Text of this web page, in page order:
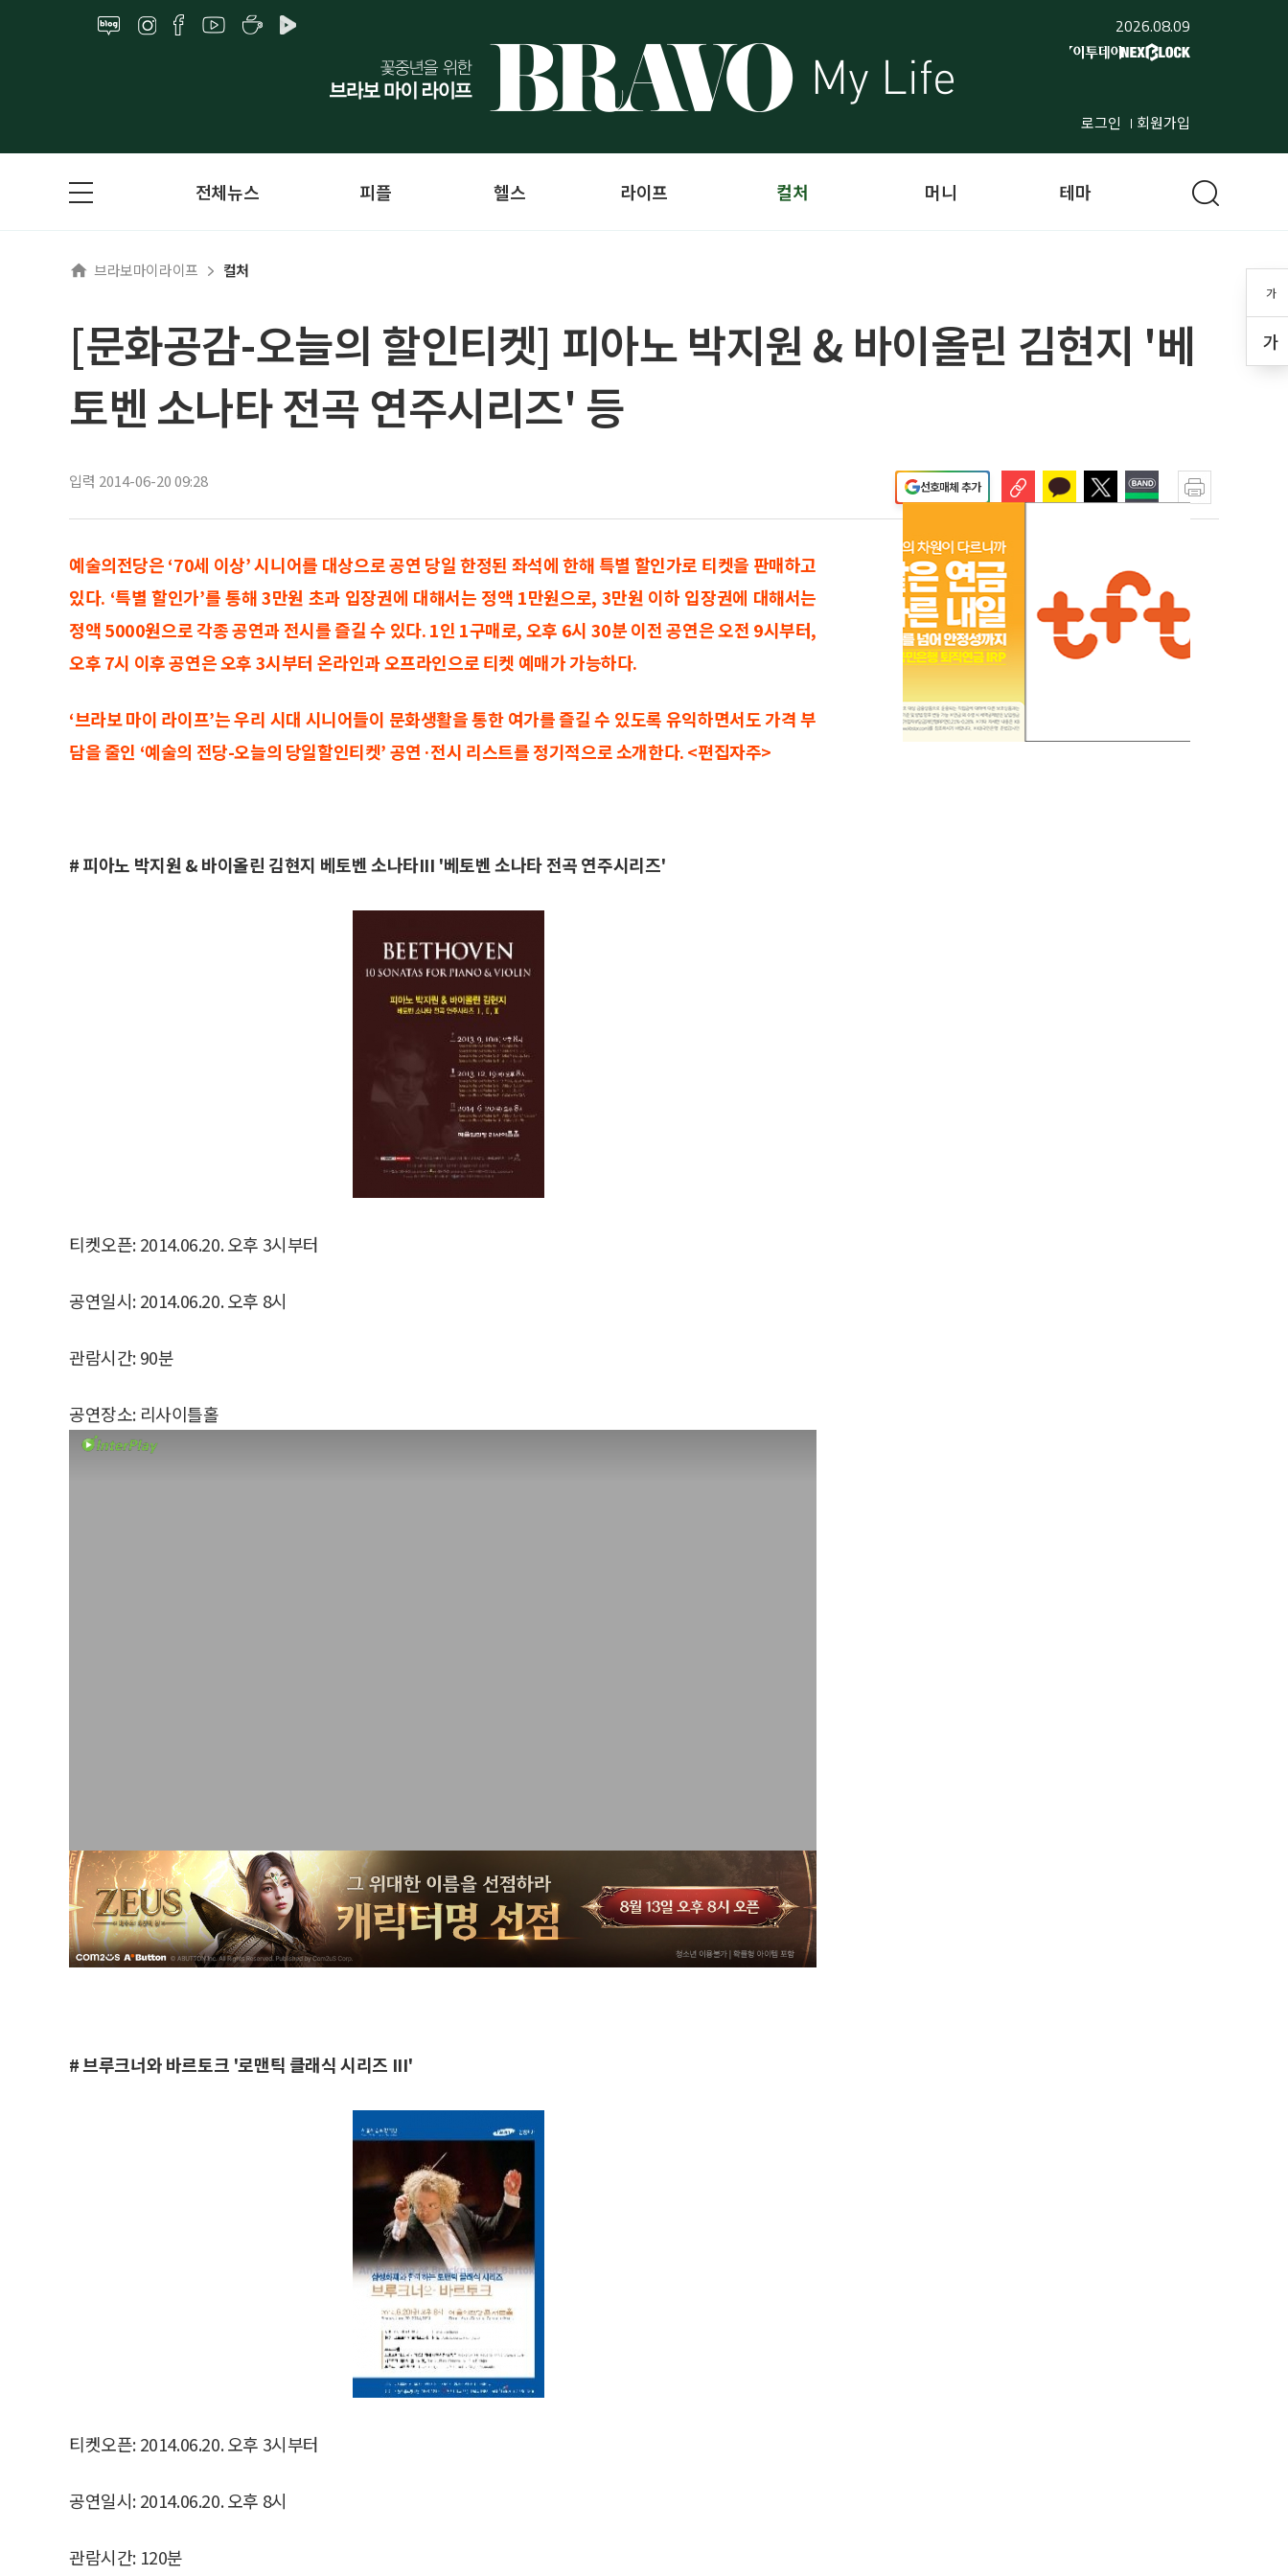
2026.08.09
로그인 회원가입
가
가
전체뉴스 피플 헬스 라이프 컬처 머니 테마
브라보마이라이프 컬처
[문화공감-오늘의 할인티켓] 피아노 박지원 & 바이올린 김현지 '베
토벤 소나타 전곡 연주시리즈' 등
입력 2014-06-20 09:28 선호매체 추가
예술의전당은 ‘70세 이상’ 시니어를 대상으로 공연 당일 한정된 좌석에 한해 특별 할인가로 티켓을 판매하고
있다. ‘특별 할인가’를 통해 3만원 초과 입장권에 대해서는 정액 1만원으로, 3만원 이하 입장권에 대해서는
정액 5000원으로 각종 공연과 전시를 즐길 수 있다. 1인 1구매로, 오후 6시 30분 이전 공연은 오전 9시부터,
오후 7시 이후 공연은 오후 3시부터 온라인과 오프라인으로 티켓 예매가 가능하다.
‘브라보 마이 라이프’는 우리 시대 시니어들이 문화생활을 통한 여가를 즐길 수 있도록 유익하면서도 가격 부
담을 줄인 ‘예술의 전당-오늘의 당일할인티켓’ 공연·전시 리스트를 정기적으로 소개한다. <편집자주>
# 피아노 박지원 & 바이올린 김현지 베토벤 소나타III '베토벤 소나타 전곡 연주시리즈'
티켓오픈: 2014.06.20. 오후 3시부터
공연일시: 2014.06.20. 오후 8시
관람시간: 90분
공연장소: 리사이틀홀
# 브루크너와 바르토크 '로맨틱 클래식 시리즈 III'
티켓오픈: 2014.06.20. 오후 3시부터
공연일시: 2014.06.20. 오후 8시
관람시간: 120분